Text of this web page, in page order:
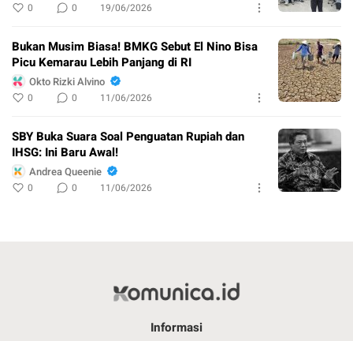
0 0 19/06/2026
Bukan Musim Biasa! BMKG Sebut El Nino Bisa
Picu Kemarau Lebih Panjang di RI
Okto Rizki Alvino
0 0 11/06/2026
SBY Buka Suara Soal Penguatan Rupiah dan
IHSG: Ini Baru Awal!
Andrea Queenie
0 0 11/06/2026
Informasi